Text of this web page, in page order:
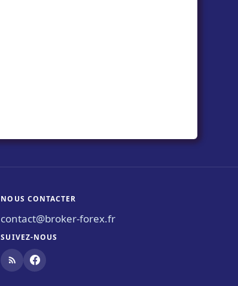
NOUS CONTACTER
contact@broker-forex.fr
SUIVEZ-NOUS